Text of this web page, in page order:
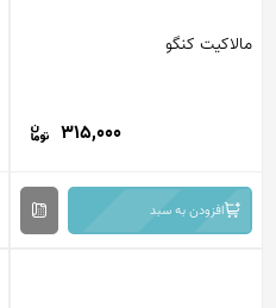
مالاکیت کنگو
315,000
افزودن به سبد